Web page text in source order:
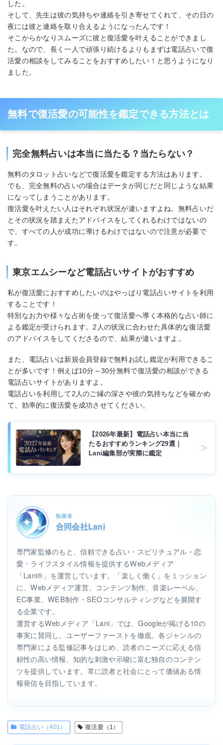
した。
そして、先生は彼の気持ちや連絡を引き寄せてくれて、その日の
夜には彼と連絡を取り合えるようになったんです！
そこからかなりスムーズに彼と復活愛を叶えることができまし
た。なので、長く一人で頑張り続けるよりもまずは電話占いで復
活愛の相談をしてみることをおすすめしたい！と思うようになり
ました。
無料で復活愛の可能性を鑑定できる方法とは
完全無料占いは本当に当たる？当たらない？
無料のタロット占いなどで復活愛を鑑定する方法はあります。
でも、完全無料の占いの場合はデータが同じだと同じような結果
になってしまうことがあります。
復活愛を叶えたい人はそれぞれ状況が違いますよね。無料占いだ
とその状況を踏まえたアドバイスをしてくれるわけではないの
で、すべての人が成功に導けるわけではないので注意が必要で
す。
東京エムシーなど電話占いサイトがおすすめ
私が復活愛におすすめしたいのはやっぱり電話占いサイトを利用
することです！
特別なお力や様々な占術を使って復活愛へ導く本格的な占い師に
よる鑑定が受けられます。2人の状況に合わせた具体的な復活愛
のアドバイスをしてくださるので、結果が違いますよ。
また、電話占いは新規会員登録で無料お試し鑑定が利用できるこ
とが多いです！例えば10分～30分無料で復活愛の相談ができる
電話占いサイトがありますよ。
電話占いを利用して2人のご縁の深さや彼の気持ちなどを確かめ
て、効率的に復活愛を成功させてください。
【2026年最新】電話占い本当に当
たるおすすめランキング29選｜
Lani編集部が実際に鑑定
執筆者
合同会社Lani
専門家監修のもと、信頼できる占い・スピリチュアル・恋
愛・ライフスタイル情報を提供するWebメディア
「Lani®」を運営しています。「楽しく働く」をミッション
に、Webメディア運営、コンテンツ制作、音楽レーベル、
EC事業、WEB制作・SEOコンサルティングなどを展開す
る企業です。
運営するWebメディア「Lani」では、Googleが掲げる10の
事実に賛同し、ユーザーファーストを徹底。各ジャンルの
専門家による監修記事をはじめ、読者のニーズに応える信
頼性の高い情報、知的な刺激や示唆に富む独自のコンテン
ツを提供しています。常に読者と社会にとって価値ある情
報発信を目指しています。
電話占い（401） 復活愛（1）